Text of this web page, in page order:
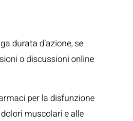
durata d’azione, se
o discussioni online
per la disfunzione
muscolari e alle